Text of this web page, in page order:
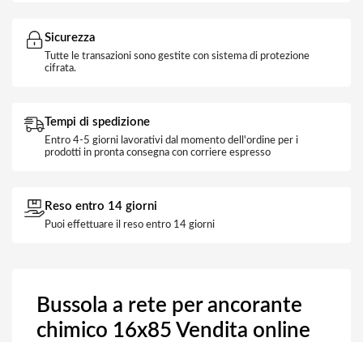
Sicurezza
Tutte le transazioni sono gestite con sistema di protezione
cifrata.
Tempi di spedizione
Entro 4-5 giorni lavorativi dal momento dell'ordine per i
prodotti in pronta consegna con corriere espresso
Reso entro 14 giorni
Puoi effettuare il reso entro 14 giorni
Bussola a rete per ancorante
chimico 16x85 Vendita online